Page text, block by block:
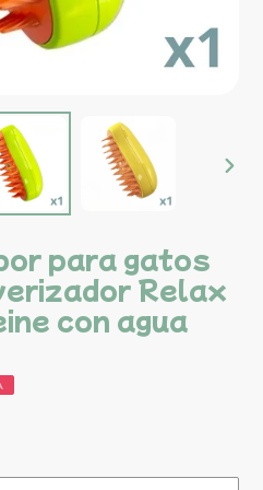
para gatos
Relax
con agua